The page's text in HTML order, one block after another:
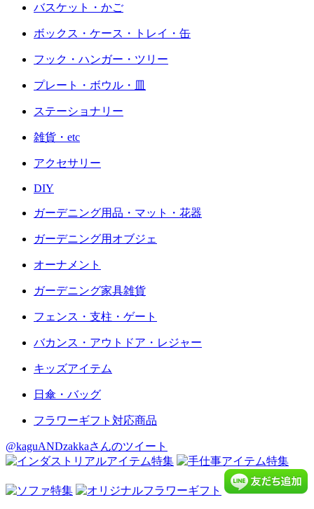
バスケット・かご
ボックス・ケース・トレイ・缶
フック・ハンガー・ツリー
プレート・ボウル・皿
ステーショナリー
雑貨・etc
アクセサリー
DIY
ガーデニング用品・マット・花器
ガーデニング用オブジェ
オーナメント
ガーデニング家具雑貨
フェンス・支柱・ゲート
バカンス・アウトドア・レジャー
キッズアイテム
日傘・バッグ
フラワーギフト対応商品
@kaguANDzakkaさんのツイート